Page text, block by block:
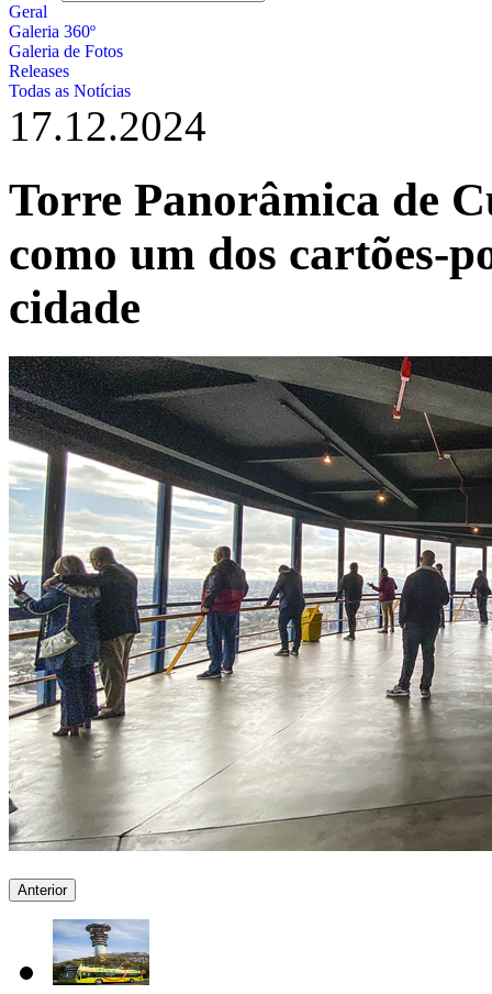
Geral
Galeria 360º
Galeria de Fotos
Releases
Todas as Notícias
17.12.2024
Torre Panorâmica de
como um dos cartões-
cidade
Anterior